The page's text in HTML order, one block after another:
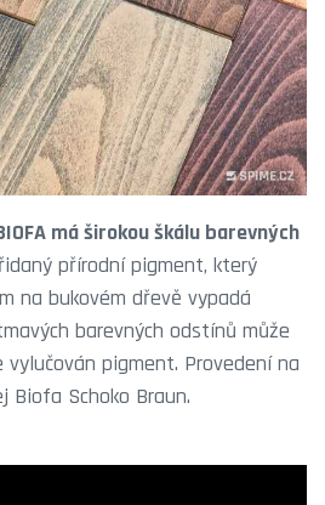
má širokou škálu barevných
přírodní pigment, který
na bukovém dřevě vypadá
barevných odstínů může
pigment. Provedení na
Schoko Braun.